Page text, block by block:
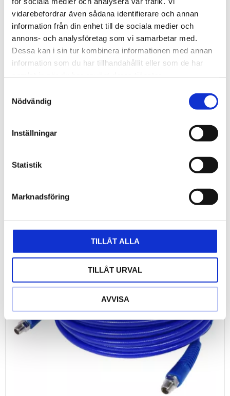
vidarebefordrar även sådana identifierare och annan
information från din enhet till de sociala medier och
annons- och analysföretag som vi samarbetar med.
Dessa kan i sin tur kombinera informationen med annan
information som du har tillhandahållit eller som de har
Nödvändig
Inställningar
Statistik
Marknadsföring
TILLÅT ALLA
TILLÅT URVAL
AVVISA
LIGGBRÄDA - LIGGUNDERLAG